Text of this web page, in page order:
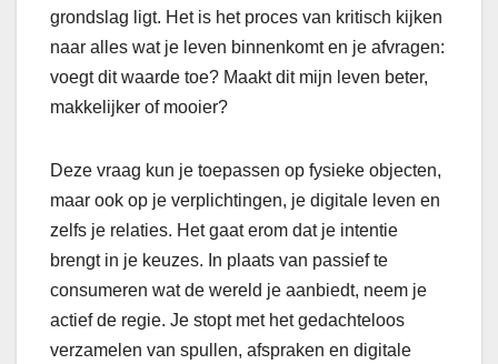
grondslag ligt. Het is het proces van kritisch kijken
naar alles wat je leven binnenkomt en je afvragen:
voegt dit waarde toe? Maakt dit mijn leven beter,
makkelijker of mooier?
Deze vraag kun je toepassen op fysieke objecten,
maar ook op je verplichtingen, je digitale leven en
zelfs je relaties. Het gaat erom dat je intentie
brengt in je keuzes. In plaats van passief te
consumeren wat de wereld je aanbiedt, neem je
actief de regie. Je stopt met het gedachteloos
verzamelen van spullen, afspraken en digitale